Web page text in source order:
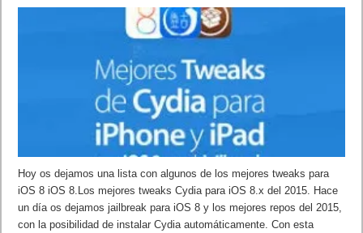
Hoy os dejamos una lista con algunos de los mejores tweaks para
iOS 8 iOS 8.Los mejores tweaks Cydia para iOS 8.x del 2015. Hace
un día os dejamos jailbreak para iOS 8 y los mejores repos del 2015,
con la posibilidad de instalar Cydia automáticamente. Con esta